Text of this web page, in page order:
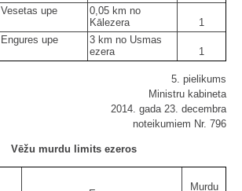
Vesetas upe
0,05 km no
Kālezera
1
Engures upe
3 km no Usmas
ezera
1
5. pielikums
Ministru kabineta
2014. gada 23. decembra
noteikumiem Nr. 796
Vēžu murdu limits ezeros
Murdu